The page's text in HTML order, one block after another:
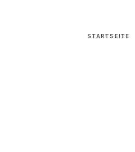
STARTSEITE